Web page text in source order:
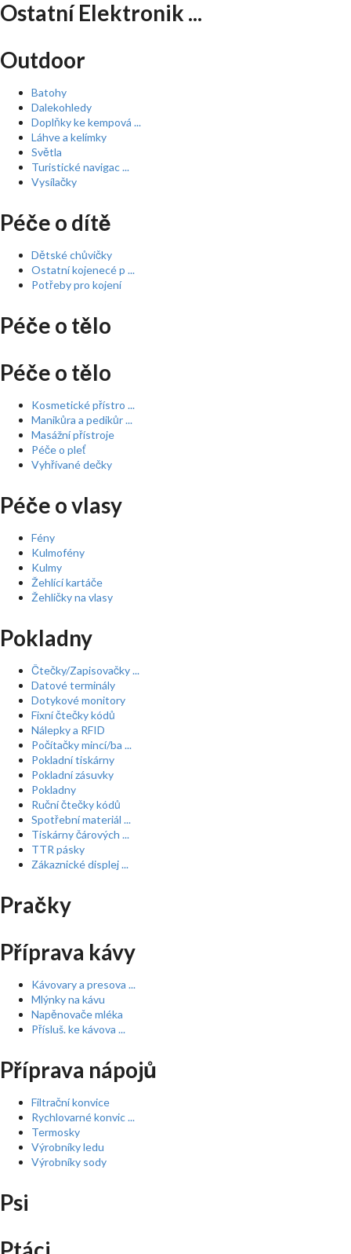
Ostatní Elektronik ...
Outdoor
Batohy
Dalekohledy
Doplňky ke kempová ...
Láhve a kelímky
Světla
Turistické navigac ...
Vysílačky
Péče o dítě
Dětské chůvičky
Ostatní kojenecé p ...
Potřeby pro kojení
Péče o tělo
Péče o tělo
Kosmetické přístro ...
Manikůra a pedikůr ...
Masážní přístroje
Péče o pleť
Vyhřívané dečky
Péče o vlasy
Fény
Kulmofény
Kulmy
Žehlící kartáče
Žehličky na vlasy
Pokladny
Čtečky/Zapisovačky ...
Datové terminály
Dotykové monitory
Fixní čtečky kódů
Nálepky a RFID
Počítačky mincí/ba ...
Pokladní tiskárny
Pokladní zásuvky
Pokladny
Ruční čtečky kódů
Spotřební materiál ...
Tiskárny čárových ...
TTR pásky
Zákaznické displej ...
Pračky
Příprava kávy
Kávovary a presova ...
Mlýnky na kávu
Napěnovače mléka
Přísluš. ke kávova ...
Příprava nápojů
Filtrační konvice
Rychlovarné konvic ...
Termosky
Výrobníky ledu
Výrobníky sody
Psi